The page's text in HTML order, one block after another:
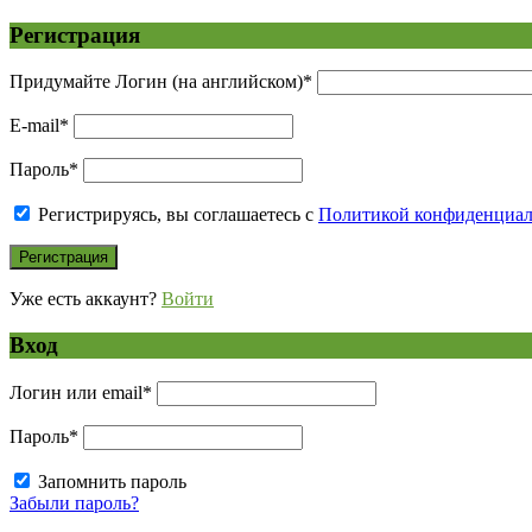
Регистрация
Придумайте Логин (на английском)*
E-mail*
Пароль*
Регистрируясь, вы соглашаетесь с Политикой
Уже есть аккаунт? Войти
Вход
Логин или email*
Пароль*
Запомнить пароль
Забыли пароль?